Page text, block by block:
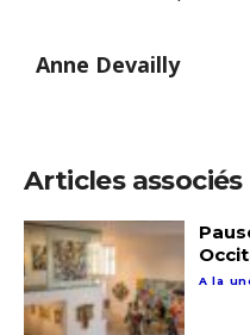
Anne Devailly
Articles associés
A la